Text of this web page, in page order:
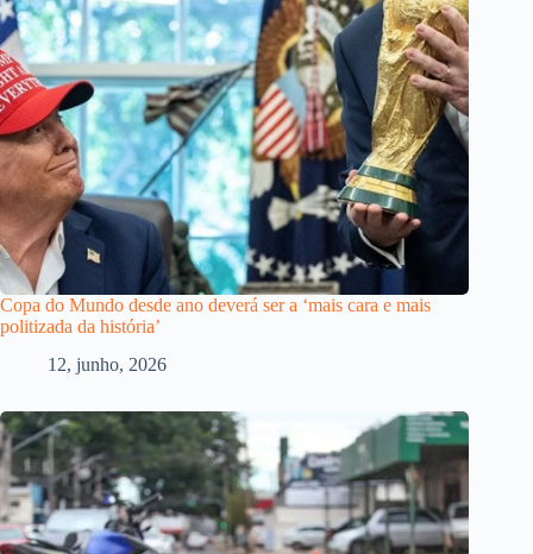
Copa do Mundo desde ano deverá ser a ‘mais cara e mais
politizada da história’
12, junho, 2026